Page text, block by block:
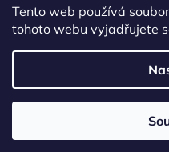
Tento web používá
tohoto webu vyjadřujete
Letní otevíračka: po-středa od
Sport Spin